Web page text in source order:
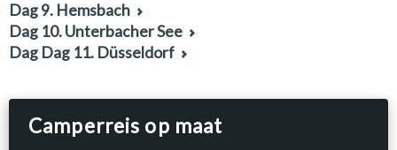
Dag 9. Hemsbach
Dag 10. Unterbacher See
Dag Dag 11. Düsseldorf
Camperreis op maat